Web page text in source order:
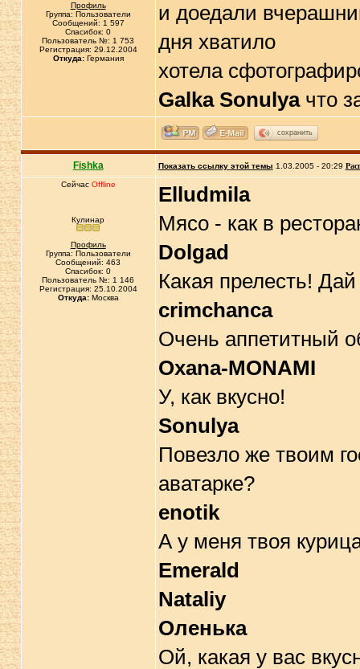
Профиль
Группа: Пользователи
Сообщений: 1 597
Спасибок: 0
Пользователь №: 1 753
Регистрация: 29.12.2004
Откуда:Германия
и доедали
дня хватило
хотела
Galka Sonulyaчто
сохранить
Fishka Показать ссылку этой темы 1.03.2005 - 20:29
Сейчас Offline
Кулинар
Профиль
Группа: Пользователи
Сообщений: 463
Спасибок: 0
Пользователь №: 1 146
Регистрация: 25.10.2004
Откуда:Москва
Elludmila
Мясо - как в
Dolgad
Какая прелесть! Дай
crimchanca
Очень аппетитный
Oxana-MONAMI
У, как вкусно!
Sonulya
Повезло же твоим
аватарке?
enotik
А у меня твоя
Emerald
Nataliy
Оленька
Ой, какая у вас